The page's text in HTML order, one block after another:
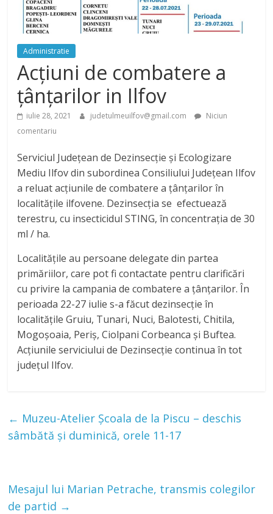
Administratie
Acțiuni de combatere a
țânțarilor in Ilfov
iulie 28, 2021 judetulmeuilfov@gmail.com
Niciun
comentariu
Serviciul Județean de Dezinsecție și Ecologizare
Mediu Ilfov din subordinea Consiliului Judeţean Ilfov
a reluat acţiunile de combatere a ţânţarilor în
localitățile ilfovene. Dezinsecţia se efectuează
terestru, cu insecticidul STING, în concentraţia de 30
ml / ha.
Localităţile au persoane delegate din partea
primăriilor, care pot fi contactate pentru clarificări
cu privire la campania de combatere a ţânţarilor. În
perioada 22-27 iulie s-a făcut dezinsecție în
localitățile Gruiu, Tunari, Nuci, Balotesti, Chitila,
Mogoșoaia, Periș, Ciolpani Corbeanca și Buftea.
Acțiunile serviciului de Dezinsecție continua în tot
județul Ilfov.
← Muzeu-Atelier Școala de la Piscu – deschis
sâmbătă și duminică, orele 11-17
Mesajul lui Marian Petrache, transmis colegilor
de partid →